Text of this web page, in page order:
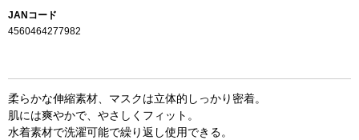
JANコード
4560464277982
柔らかな伸縮素材、マスクは立体的しっかり密着。
肌には爽やかで、やさしくフィット。
水着素材で洗濯可能で繰り返し使用できる。